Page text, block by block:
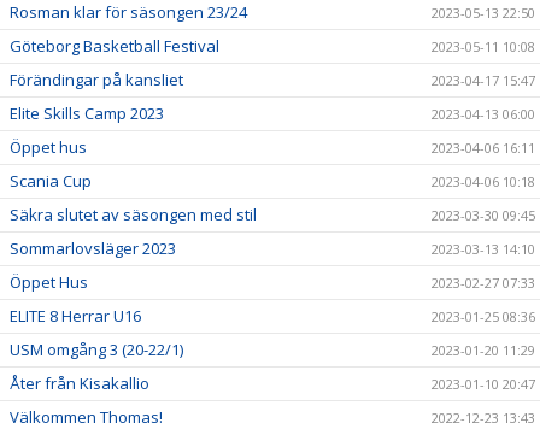
Rosman klar för säsongen 23/24 2023-05-13 22:50
Göteborg Basketball Festival 2023-05-11 10:08
Förändingar på kansliet 2023-04-17 15:47
Elite Skills Camp 2023 2023-04-13 06:00
Öppet hus 2023-04-06 16:11
Scania Cup 2023-04-06 10:18
Säkra slutet av säsongen med stil 2023-03-30 09:45
Sommarlovsläger 2023 2023-03-13 14:10
Öppet Hus 2023-02-27 07:33
ELITE 8 Herrar U16 2023-01-25 08:36
USM omgång 3 (20-22/1) 2023-01-20 11:29
Åter från Kisakallio 2023-01-10 20:47
Välkommen Thomas! 2022-12-23 13:43